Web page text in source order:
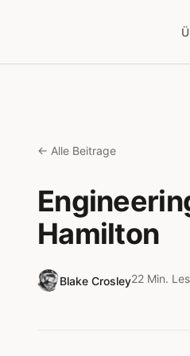
← Alle Beitrage
Hamilton
Blake Crosley22 Min.